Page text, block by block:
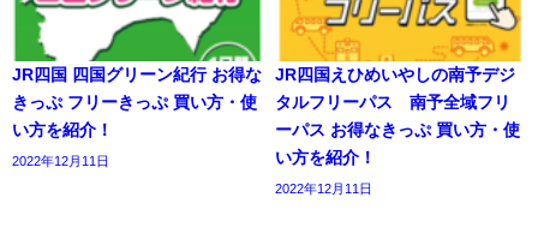
JR四国 四国グリーン紀行 お得な
きっぷ フリーきっぷ 買い方・使
い方を紹介！
2022年12月11日
JR四国えひめいやしの南予デジ
タルフリーパス 南予全域フリ
ーパス お得なきっぷ 買い方・使
い方を紹介！
2022年12月11日